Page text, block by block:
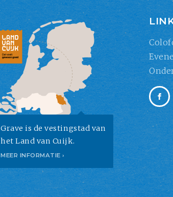
Grave is de vestingstad van
het Land van Cuijk.
MEER INFORMATIE ›